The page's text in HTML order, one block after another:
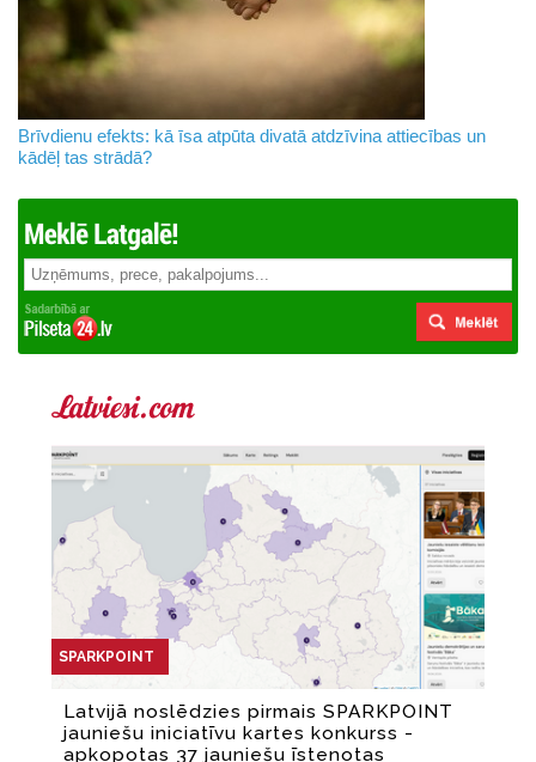
Brīvdienu efekts: kā īsa atpūta divatā atdzīvina attiecības un
kādēļ tas strādā?